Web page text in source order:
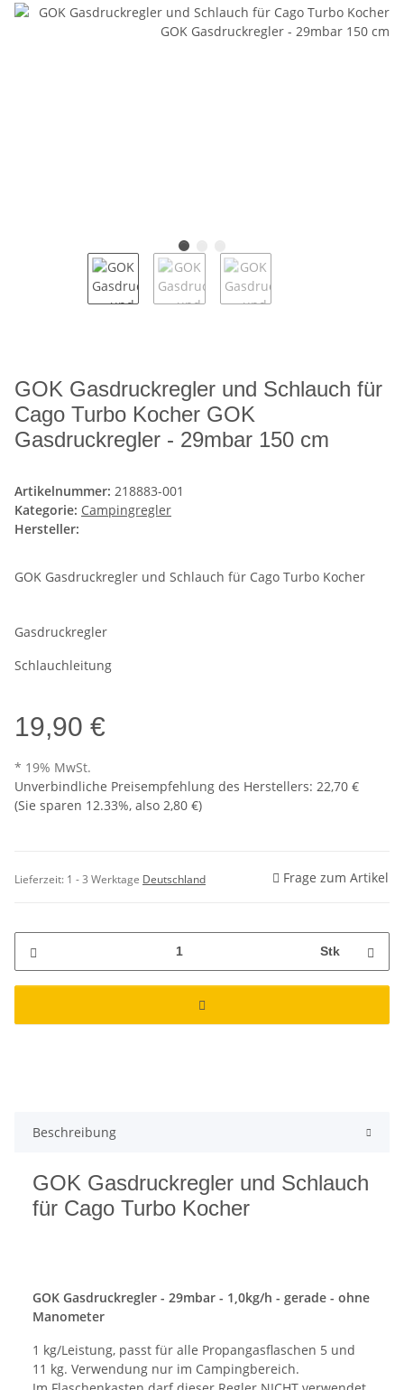
GOK Gasdruckregler und Schlauch für
Cago Turbo Kocher GOK
Gasdruckregler - 29mbar 150 cm
Artikelnummer: 218883-001
Kategorie: Campingregler
Hersteller:
GOK Gasdruckregler und Schlauch für Cago Turbo Kocher
Gasdruckregler
Schlauchleitung
19,90 €
* 19% MwSt.
Unverbindliche Preisempfehlung des Herstellers: 22,70 €
(Sie sparen 12.33%, also 2,80 €)
Lieferzeit: 1 - 3 Werktage Deutschland Frage zum Artikel
Stk
Beschreibung
GOK Gasdruckregler und Schlauch
für Cago Turbo Kocher
GOK Gasdruckregler - 29mbar - 1,0kg/h - gerade - ohne
Manometer
1 kg/Leistung, passt für alle Propangasflaschen 5 und
11 kg. Verwendung nur im Campingbereich.